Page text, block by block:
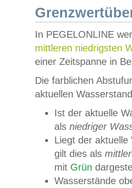
In PEGELONLINE
mittleren niedrigsten
einer Zeitspanne in
Die farblichen
aktuellen
Ist der aktuelle
als niedriger
Liegt der
gilt dies als
mit Grün
Wasserstände